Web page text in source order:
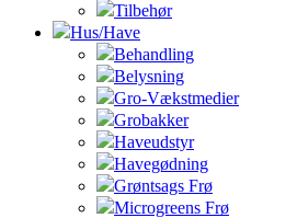
Tilbehør
Hus/Have
Behandling
Belysning
Gro-Vækstmedier
Grobakker
Haveudstyr
Havegødning
Grøntsags Frø
Microgreens Frø